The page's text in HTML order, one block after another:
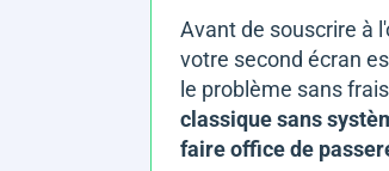
Avant de souscrire à
votre second écran
le problème sans
classique sans
faire office de